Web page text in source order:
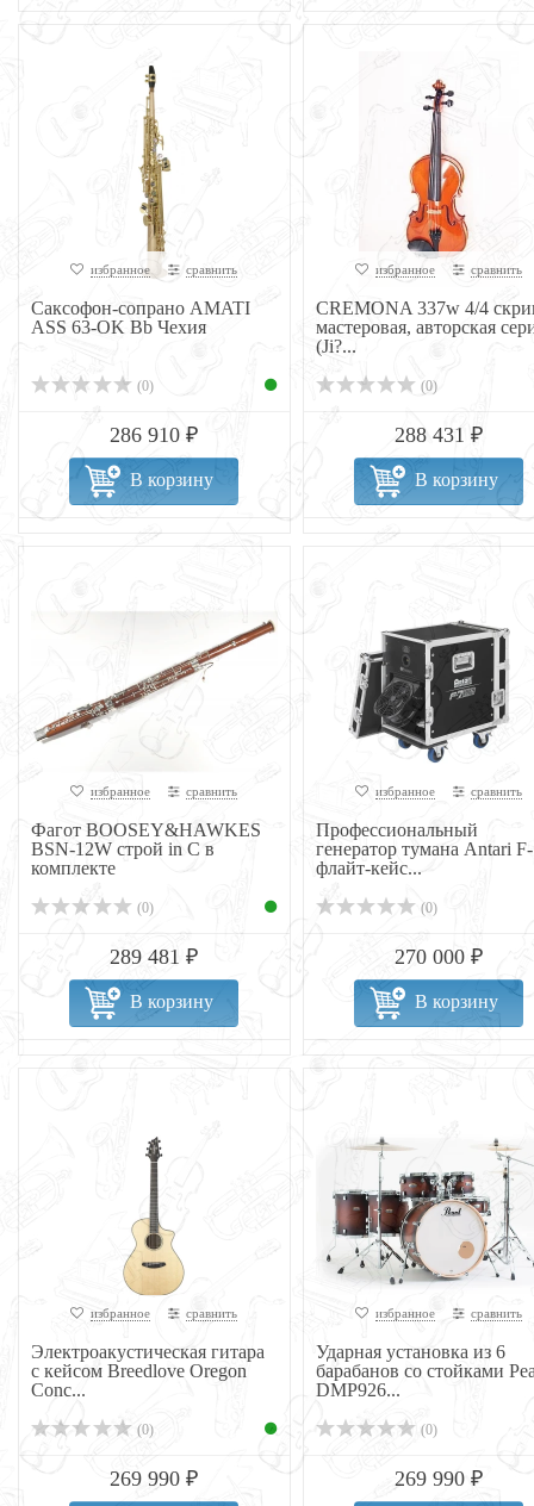
избранное сравнить
Саксофон-сопрано AMATI
ASS 63-OK Bb Чехия
(0)
286 910 ₽
В корзину
избранное сравнить
CREMONA 337w 4/4
мастеровая, авторская
(Ji?...
(0)
288 431 ₽
В корзину
избранное сравнить
Фагот BOOSEY&HAWKES
BSN-12W строй in C в
комплекте
(0)
289 481 ₽
В корзину
избранное сравнить
Профессиональный
генератор тумана Antari
флайт-кейс...
(0)
270 000 ₽
В корзину
избранное сравнить
Электроакустическая гитара
с кейсом Breedlove Oregon
Conc...
(0)
269 990 ₽
избранное сравнить
Ударная установка из 6
барабанов со стойками
DMP926...
(0)
269 990 ₽